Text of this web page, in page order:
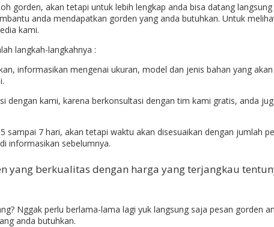
gorden, akan tetapi untuk lebih lengkap anda bisa datang
anda mendapatkan gorden yang anda butuhkan. Untuk
kami.
langkah-langkahnya :
informasikan mengenai ukuran, model dan jenis bahan yang
dengan kami, karena berkonsultasi dengan tim kami gratis, anda
7 hari, akan tetapi waktu akan disesuaikan dengan jumlah
informasikan sebelumnya.
yang berkualitas dengan harga yang terjangkau
Nggak perlu berlama-lama lagi yuk langsung saja pesan gorden
anda butuhkan.